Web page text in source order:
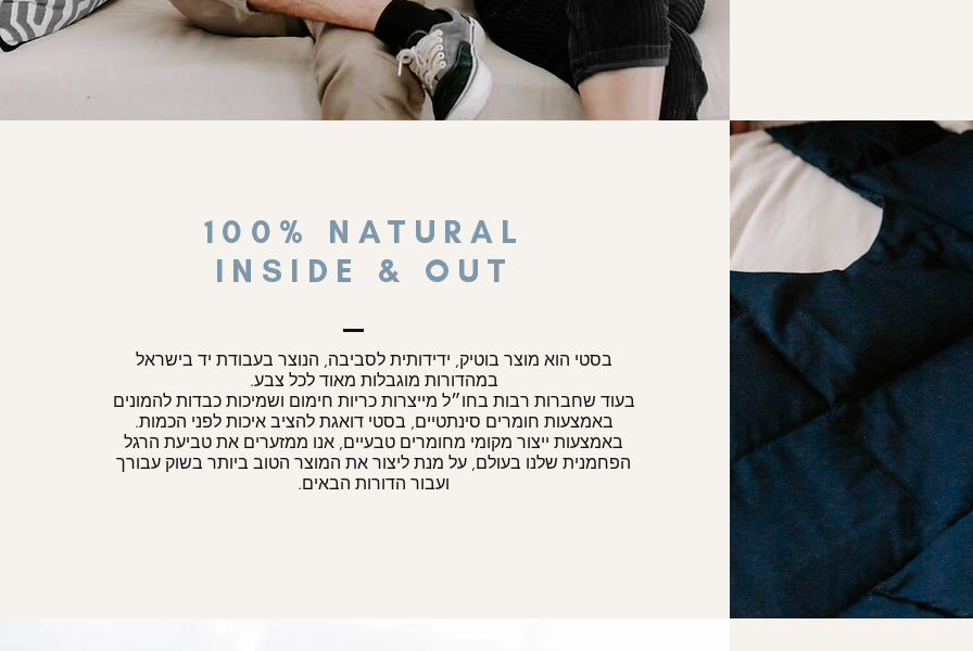
100% NATURAL
INSIDE & OUT
בסטי הוא מוצר בוטיק, ידידותית לסביבה, הנוצר בעבודת יד בישראל
במהדורות מוגבלות מאוד לכל צבע.
בעוד שחברות רבות בחו״ל מייצרות כריות חימום ושמיכות כבדות להמונים
באמצעות חומרים סינתטיים, בסטי דואגת להציב איכות לפני הכמות.
באמצעות ייצור מקומי מחומרים טבעיים, אנו ממזערים את טביעת הרגל
הפחמנית שלנו בעולם, על מנת ליצור את המוצר הטוב ביותר בשוק עבורך
ועבור הדורות הבאים.